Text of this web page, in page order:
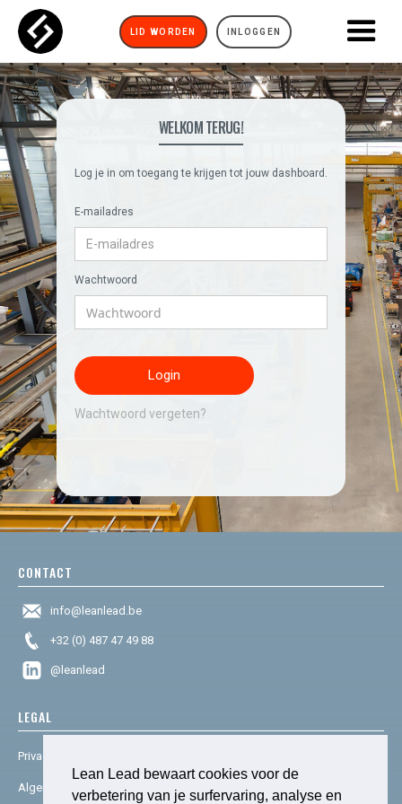
Lean Lead bewaart cookies voor de
verbetering van je surfervaring, analyse en
LID WORDEN INLOGGEN
WELKOM TERUG!
Log je in om toegang te krijgen tot jouw dashboard.
E-mailadres
Wachtwoord
Wachtwoord vergeten?
CONTACT
info@leanlead.be
+32 (0) 487 47 49 88
@leanlead
LEGAL
Privacy & cookies
Algemene voorwaarden